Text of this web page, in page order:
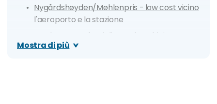
Nygårdshøyden/Møhlenpris - low cost vicino
l'aeroporto e la stazione
Nordnes - per famiglie con bambini
Paesi vicino Bergen dove alloggiare
Mostra di più